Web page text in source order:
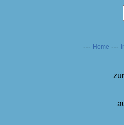
--- Home ---